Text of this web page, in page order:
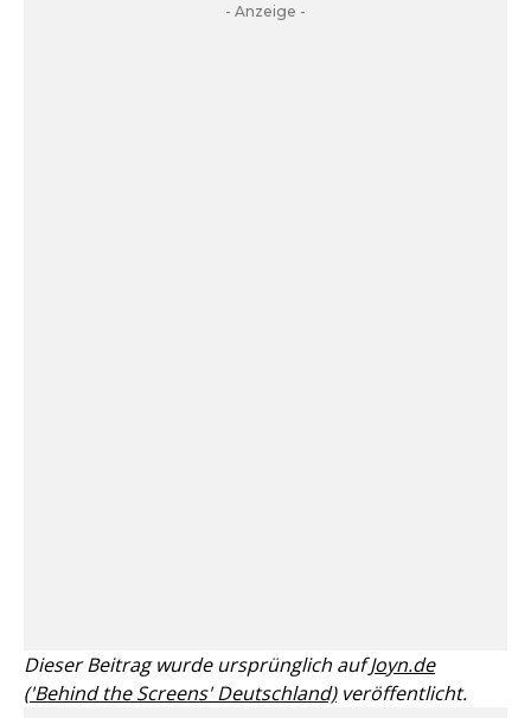
- Anzeige -
Dieser Beitrag wurde ursprünglich aufJoyn.de
('Behind the Screens' Deutschland)veröffentlicht.